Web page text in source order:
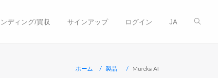
ディング/買収 サインアップ ログイン JA
ホーム 製品 Mureka AI